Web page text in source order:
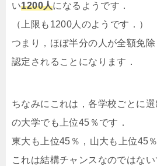
い1200人になるようです．
（上限も1200人のようです．）
つまり，ほぼ半分の人が全額免
認定されることになります．
ちなみにこれは，各学校ごとに
の大学でも上位45％です．
東大も上位45％，山大も上位45
これは結構チャンスなのではない